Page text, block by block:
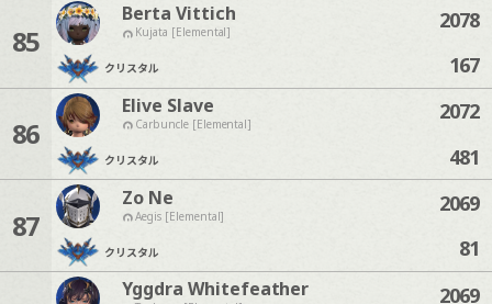
85
Berta Vittich
Kujata [Elemental]
クリスタル
2078
167
86
Elive Slave
Carbuncle [Elemental]
クリスタル
2072
481
87
Zo Ne
Aegis [Elemental]
クリスタル
2069
81
Yggdra Whitefeather
2069